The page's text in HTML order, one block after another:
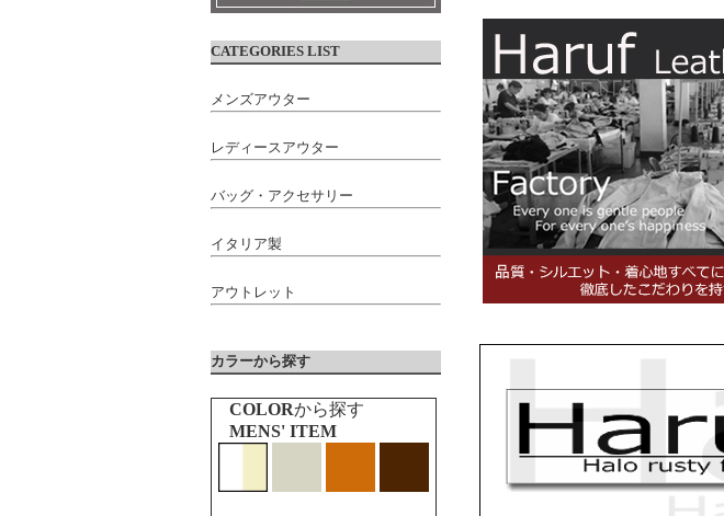
CATEGORIES LIST
メンズアウター
レディースアウター
バッグ・アクセサリー
イタリア製
アウトレット
カラーから探す
COLORから探す
MENS' ITEM